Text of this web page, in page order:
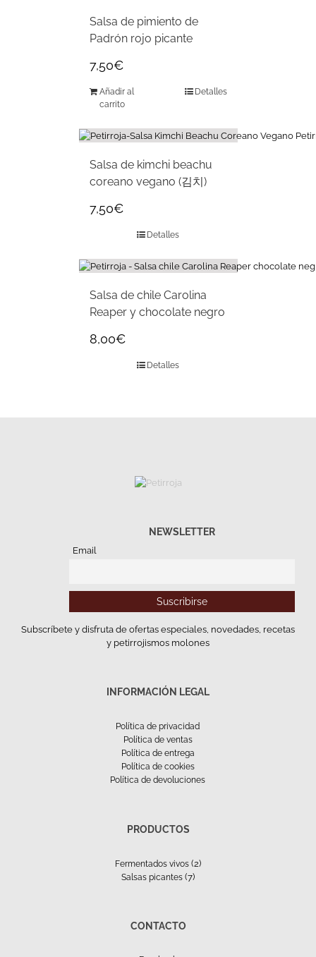
Salsa de pimiento de
Padrón rojo picante
7,50€
Añadir al
carrito
Detalles
Salsa de kimchi beachu
coreano vegano (김치)
7,50€
Detalles
Salsa de chile Carolina
Reaper y chocolate negro
8,00€
Detalles
NEWSLETTER
Email
Subscríbete y disfruta de ofertas especiales, novedades, recetas
y petirrojismos molones
INFORMACIÓN LEGAL
Política de privacidad
Política de ventas
Política de entrega
Política de cookies
Política de devoluciones
PRODUCTOS
Fermentados vivos (2)
Salsas picantes (7)
CONTACTO